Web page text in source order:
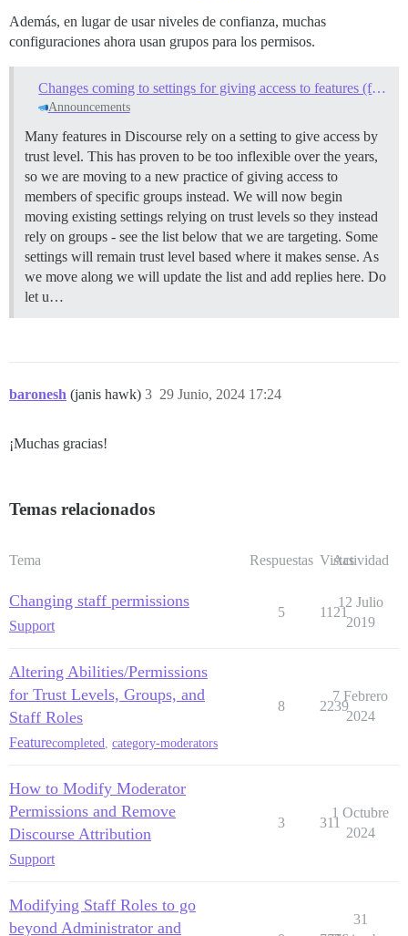
Además, en lugar de usar niveles de confianza, muchas
configuraciones ahora usan grupos para los permisos.
Changes coming to settings for giving access to features (from trust levels to groups)
Announcements
Many features in Discourse rely on a setting to give access by
trust level. This has proven to be too inflexible over the years,
so we are moving to a new practice of giving access to
members of specific groups instead. We will now begin
moving existing settings relying on trust levels so they instead
rely on groups - see the list below that we are targeting. Some
settings will remain trust level based where it makes sense. As
we move along we will update the list and add replies here. Do
let u…
baronesh (janis hawk) 29 Junio, 2024 17:24
3
¡Muchas gracias!
Temas relacionados
Tema Respuestas Vistas
Actividad
Changing staff permissions
Support
5 1121
12 Julio
2019
Altering Abilities/Permissions
for Trust Levels, Groups, and
Staff Roles
Featurecompleted category-moderators
8 2239
7 Febrero
2024
How to Modify Moderator
Permissions and Remove
Discourse Attribution
Support
3 311
1 Octubre
2024
Modifying Staff Roles to go
beyond Administrator and
31